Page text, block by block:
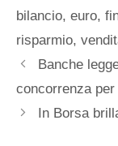
bilancio, euro,
risparmio,
Banche
concorrenza
In Borsa